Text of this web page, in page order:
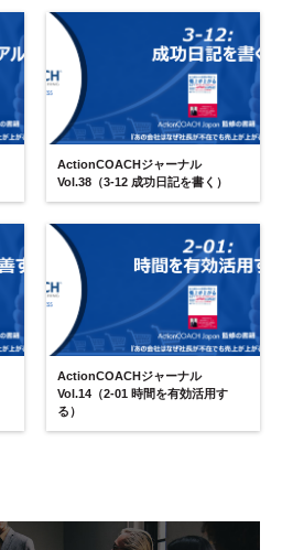
ActionCOACHジャーナル
Vol.38（3-12 成功日記を書く）
ActionCOACHジャーナル
Vol.14（2-01 時間を有効活用す
る）